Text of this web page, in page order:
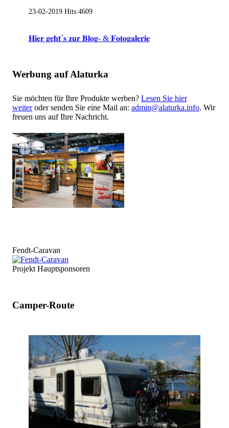
23-02-2019 Hits:4609
𝐇𝐢𝐞𝐫 𝐠𝐞𝐡𝐭´𝐬 𝐳𝐮𝐫 𝐁𝐥𝐨𝐠- & 𝐅𝐨𝐭𝐨𝐠𝐚𝐥𝐞𝐫𝐢𝐞
Werbung auf Alaturka
Sie möchten für Ihre Produkte werben? Lesen Sie hier
weiteroder senden Sie eine Mail an: admin@alaturka.info. Wir
freuen uns auf Ihre Nachricht.
Fendt-Caravan
Projekt Hauptsponsoren
Camper-Route